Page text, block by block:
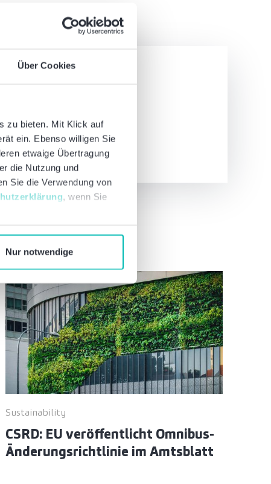
Über Cookies
zu bieten. Mit Klick auf
ein. Ebenso willigen Sie
etwaige Übertragung
die Nutzung und
Sie die Verwendung von
, wenn Sie
Nur notwendige
tun?
Sustainability
CSRD: EU veröffentlicht Omnibus-
Änderungsrichtlinie im Amtsblatt